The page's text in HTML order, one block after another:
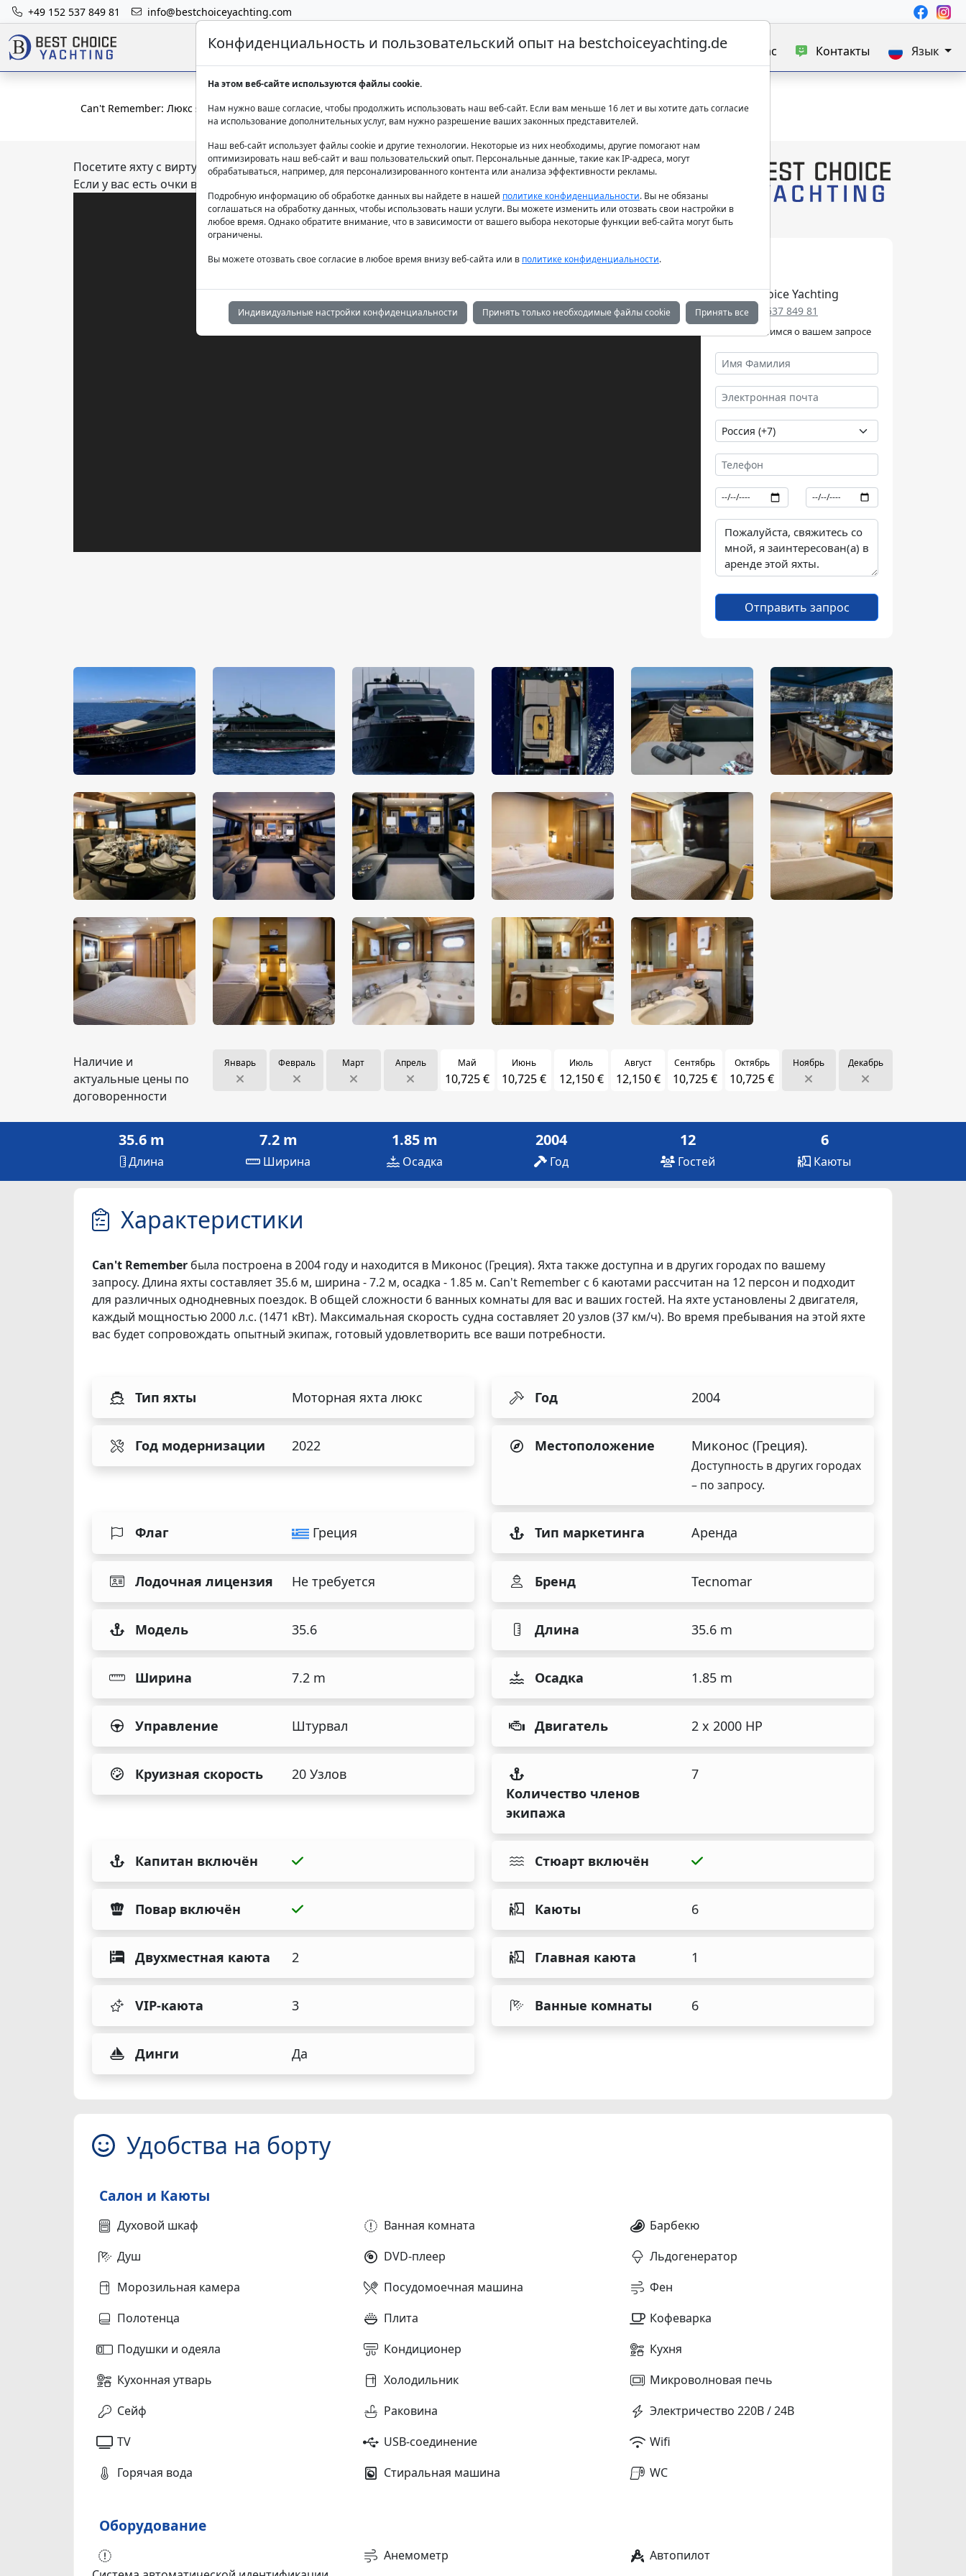
+49 152 537 849 81 info@bestchoiceyachting.com
Аренда яхт класса люкс Аренда яхт Продажа яхт Блог О нас Контакты Язык
Can't Remember: Люкс яхта 36м на Миконосе
Посетите яхту с виртуальным туром.
Если у вас есть очки виртуальной реальности, мы рекомендуем ими воспользоваться.
Best Choice Yachting
+49 152 537 849 81
Мы позаботимся о вашем запросе
Отправить запрос
Наличие и
актуальные цены по
договоренности
Январь Февраль Март Апрель Май
10,725 €
Июнь
10,725 €
Июль
12,150 €
Август
12,150 €
Сентябрь
10,725 €
Октябрь
10,725 €
Ноябрь Декабрь
35.6 m
Длина
7.2 m
Ширина
1.85 m
Осадка
2004
Год
12
Гостей
6
Каюты
Характеристики
Can't Remember была построена в 2004 году и находится в Миконос (Греция). Яхта также доступна и в других городах по вашему
запросу. Длина яхты составляет 35.6 м, ширина - 7.2 м, осадка - 1.85 м. Can't Remember с 6 каютами рассчитан на 12 персон и подходит
для различных однодневных поездок. В общей сложности 6 ванных комнаты для вас и ваших гостей. На яхте установлены 2 двигателя,
каждый мощностью 2000 л.с. (1471 кВт). Максимальная скорость судна составляет 20 узлов (37 км/ч). Во время пребывания на этой яхте
вас будет сопровождать опытный экипаж, готовый удовлетворить все ваши потребности.
Тип яхты Моторная яхта люкс Год 2004
Год модернизации 2022 Местоположение Миконос (Греция).
Доступность в других городах
– по запросу.
Флаг Греция Тип маркетинга Аренда
Лодочная лицензия Не требуется Бренд Tecnomar
Модель 35.6 Длина 35.6 m
Ширина 7.2 m Осадка 1.85 m
Управление Штурвал Двигатель 2 x 2000 HP
Круизная скорость
20 Узлов
Количество членов
экипажа
7
Капитан включён Стюарт включён
Повар включён Каюты 6
Двухместная каюта 2 Главная каюта 1
VIP-каюта 3 Ванные комнаты 6
Динги Да
Удобства на борту
Салон и Каюты
Духовой шкаф Ванная комната
Барбекю
Душ
DVD-плеер
Льдогенератор
Морозильная камера
Посудомоечная машина
Фен
Полотенца
Плита
Кофеварка
Подушки и одеяла
Кондиционер
Кухня
Кухонная утварь
Холодильник
Микроволновая печь
Сейф
Раковина
Электричество 220В / 24В
TV
USB-соединение
Wifi
Горячая вода
Стиральная машина WC
Оборудование
Анемометр Автопилот
Конфиденциальность и пользовательский опыт на bestchoiceyachting.de
На этом веб-сайте используются файлы cookie.
Нам нужно ваше согласие, чтобы продолжить использовать наш веб-сайт. Если вам меньше 16 лет и вы хотите дать согласие
на использование дополнительных услуг, вам нужно разрешение ваших законных представителей.
Наш веб-сайт использует файлы cookie и другие технологии. Некоторые из них необходимы, другие помогают нам
оптимизировать наш веб-сайт и ваш пользовательский опыт. Персональные данные, такие как IP-адреса, могут
обрабатываться, например, для персонализированного контента или анализа эффективности рекламы.
Подробную информацию об обработке данных вы найдете в нашей политике конфиденциальности. Вы не обязаны
соглашаться на обработку данных, чтобы использовать наши услуги. Вы можете изменить или отозвать свои настройки в
любое время. Однако обратите внимание, что в зависимости от вашего выбора некоторые функции веб-сайта могут быть
ограничены.
Вы можете отозвать свое согласие в любое время внизу веб-сайта или в политике конфиденциальности.
Индивидуальные настройки конфиденциальности Принять только необходимые файлы cookie Принять все